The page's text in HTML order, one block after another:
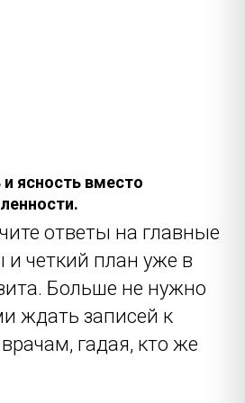
ясность вместо
ответы на главные
и четкий план уже в
Больше не нужно
ждать записей к
гадая, кто же